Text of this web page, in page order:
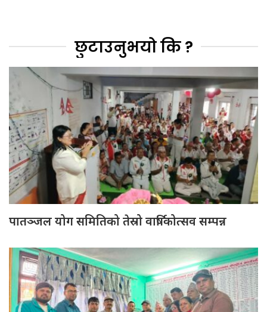
छुटाउनुभयो कि ?
पातञ्जल योग समितिको तेस्रो वार्षिकोत्सव सम्पन्न